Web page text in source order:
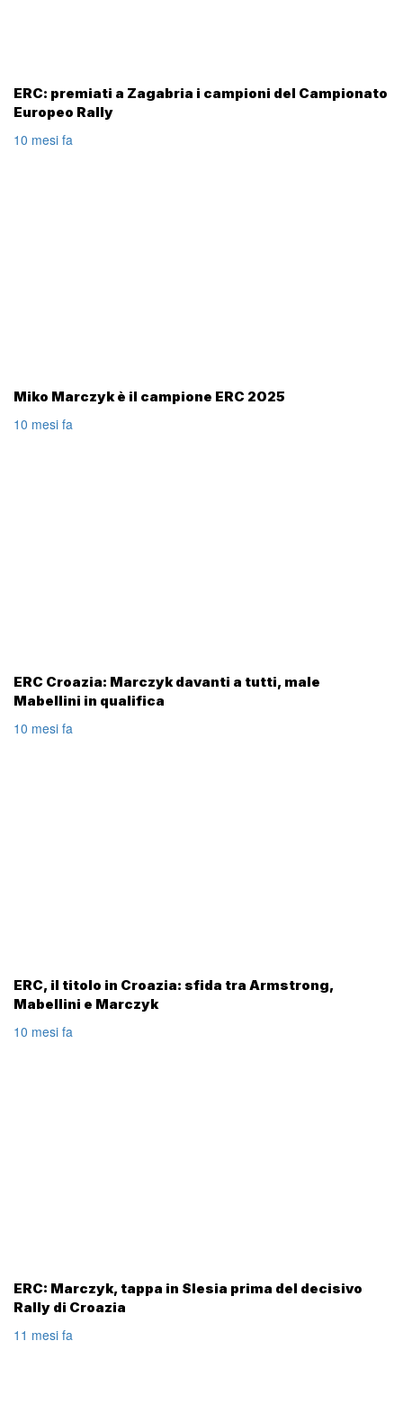
ERC: premiati a Zagabria i campioni del Campionato
Europeo Rally
10 mesi fa
Miko Marczyk è il campione ERC 2025
10 mesi fa
ERC Croazia: Marczyk davanti a tutti, male
Mabellini in qualifica
10 mesi fa
ERC, il titolo in Croazia: sfida tra Armstrong,
Mabellini e Marczyk
10 mesi fa
ERC: Marczyk, tappa in Slesia prima del decisivo
Rally di Croazia
11 mesi fa